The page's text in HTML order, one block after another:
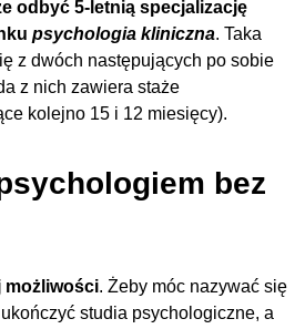
odbyć 5-letnią specjalizację
psychologia kliniczna. Taka
z dwóch następujących po sobie
z nich zawiera staże
kolejno 15 i 12 miesięcy).
bez
możliwości. Żeby móc nazywać się
studia psychologiczne, a